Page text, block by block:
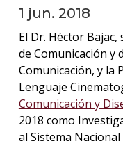
1 jun. 2018
El Dr. Héctor
de Comunicación y
Comunicación, y la
Lenguaje
Comunicación y
2018 como
al Sistema